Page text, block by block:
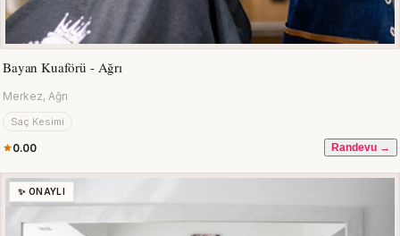
Bayan Kuaförü - Ağrı
Merkez, Ağrı
Saç Kesimi
0.00 Randevu →
✨ ONAYLI